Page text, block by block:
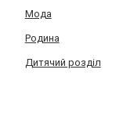
Мода
Родина
Дитячий розділ